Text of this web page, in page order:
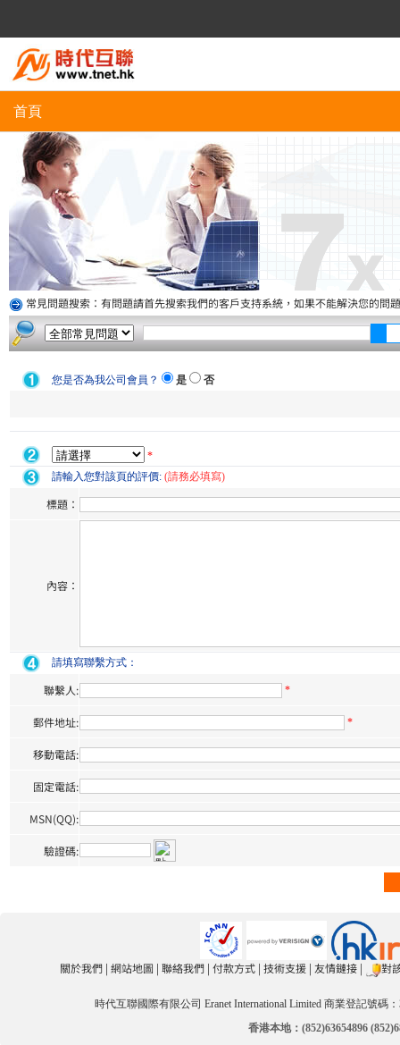
首頁
常見問題搜索：有問題請首先搜索我們的客戶支持系統，如果不能解決您的問
您是否為我公司會員？ 是 否
*
請輸入您對該頁的評價: (請務必填寫)
標題：
內容：
請填寫聯繫方式：
聯繫人: *
郵件地址: *
移動電話:
固定電話:
MSN(QQ):
驗證碼:
關於我們 | 網站地圖 | 聯絡我們 | 付款方式 | 技術支援 | 友情鏈接 | 對
時代互聯國際有限公司 Eranet International Limited 商業登記號碼：
香港本地：(852)63654896